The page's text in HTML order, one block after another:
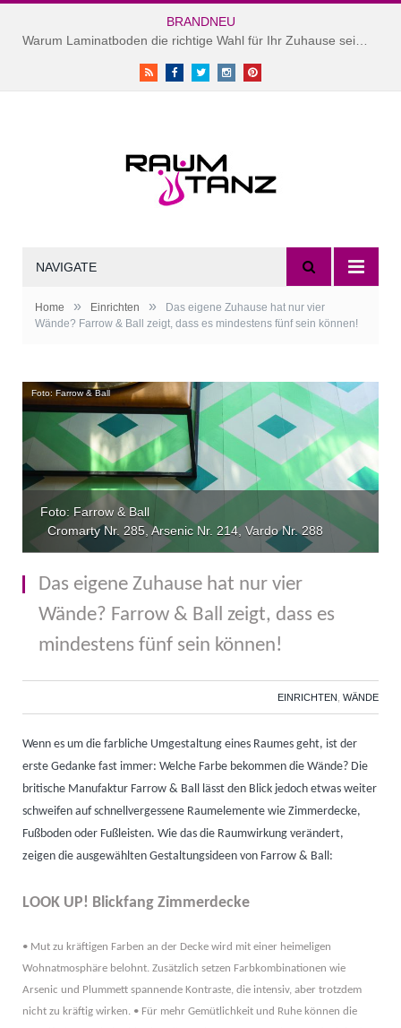
BRANDNEU
Warum Laminatboden die richtige Wahl für Ihr Zuhause sein könnte
RSS FacebookTwitterinstagramPinterest
NAVIGATE
Home » Einrichten »
Das eigene Zuhause hat nur vier
Wände? Farrow & Ball zeigt, dass es mindestens fünf sein können!
Foto: Farrow & Ball
Foto: Farrow & Ball
Cromarty Nr. 285, Arsenic Nr. 214, Vardo Nr. 288
Das eigene Zuhause hat nur vier
Wände? Farrow & Ball zeigt, dass es
mindestens fünf sein können!
EINRICHTEN, WÄNDE
Wenn es um die farbliche Umgestaltung eines Raumes geht, ist der
erste Gedanke fast immer: Welche Farbe bekommen die Wände? Die
britische Manufaktur Farrow & Ball lässt den Blick jedoch etwas weiter
schweifen auf schnellvergessene Raumelemente wie Zimmerdecke,
Fußboden oder Fußleisten. Wie das die Raumwirkung verändert,
zeigen die ausgewählten Gestaltungsideen von Farrow & Ball:
LOOK UP! Blickfang Zimmerdecke
• Mut zu kräftigen Farben an der Decke wird mit einer heimeligen
Wohnatmosphäre belohnt. Zusätzlich setzen Farbkombinationen wie
Arsenic und Plummett spannende Kontraste, die intensiv, aber trotzdem
nicht zu kräftig wirken. • Für mehr Gemütlichkeit und Ruhe können die